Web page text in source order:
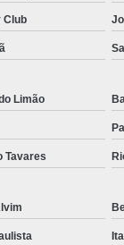
Club
Limão
Tavares